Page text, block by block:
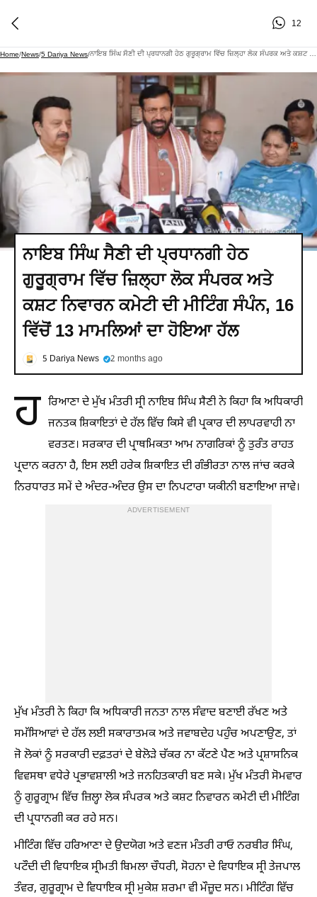
12
Home/News/5 Dariya News/
ਨਾਇਬ ਸਿੰਘ ਸੈਣੀ ਦੀ ਪ੍ਰਧਾਨਗੀ ਹੇਠ
ਗੁਰੂਗ੍ਰਾਮ ਵਿੱਚ ਜ਼ਿਲ੍ਹਾ ਲੋਕ ਸੰਪਰਕ ਅਤੇ
ਕਸ਼ਟ ਨਿਵਾਰਨ ਕਮੇਟੀ ਦੀ ਮੀਟਿੰਗ ਸੰਪੰਨ, 16
ਵਿੱਚੋਂ 13 ਮਾਮਲਿਆਂ ਦਾ ਹੋਇਆ ਹੱਲ
5 Dariya News 2 months ago
ਹ ਰਿਆਣਾ ਦੇ ਮੁੱਖ ਮੰਤਰੀ ਸ੍ਰੀ ਨਾਇਬ ਸਿੰਘ ਸੈਣੀ ਨੇ ਕਿਹਾ ਕਿ ਅਧਿਕਾਰੀ
ਜਨਤਕ ਸ਼ਿਕਾਇਤਾਂ ਦੇ ਹੱਲ ਵਿੱਚ ਕਿਸੇ ਵੀ ਪ੍ਰਕਾਰ ਦੀ ਲਾਪਰਵਾਹੀ ਨਾ
ਵਰਤਣ। ਸਰਕਾਰ ਦੀ ਪ੍ਰਾਥਮਿਕਤਾ ਆਮ ਨਾਗਰਿਕਾਂ ਨੂੰ ਤੁਰੰਤ ਰਾਹਤ
ਪ੍ਰਦਾਨ ਕਰਨਾ ਹੈ, ਇਸ ਲਈ ਹਰੇਕ ਸ਼ਿਕਾਇਤ ਦੀ ਗੰਭੀਰਤਾ ਨਾਲ ਜਾਂਚ ਕਰਕੇ
ਨਿਰਧਾਰਤ ਸਮੇਂ ਦੇ ਅੰਦਰ-ਅੰਦਰ ਉਸ ਦਾ ਨਿਪਟਾਰਾ ਯਕੀਨੀ ਬਣਾਇਆ ਜਾਵੇ।
ADVERTISEMENT
ਮੁੱਖ ਮੰਤਰੀ ਨੇ ਕਿਹਾ ਕਿ ਅਧਿਕਾਰੀ ਜਨਤਾ ਨਾਲ ਸੰਵਾਦ ਬਣਾਈ ਰੱਖਣ ਅਤੇ
ਸਮੱਸਿਆਵਾਂ ਦੇ ਹੱਲ ਲਈ ਸਕਾਰਾਤਮਕ ਅਤੇ ਜਵਾਬਦੇਹ ਪਹੁੰਚ ਅਪਣਾਉਣ, ਤਾਂ
ਜੋ ਲੋਕਾਂ ਨੂੰ ਸਰਕਾਰੀ ਦਫ਼ਤਰਾਂ ਦੇ ਬੇਲੋੜੇ ਚੱਕਰ ਨਾ ਕੱਟਣੇ ਪੈਣ ਅਤੇ ਪ੍ਰਸ਼ਾਸਨਿਕ
ਵਿਵਸਥਾ ਵਧੇਰੇ ਪ੍ਰਭਾਵਸ਼ਾਲੀ ਅਤੇ ਜਨਹਿਤਕਾਰੀ ਬਣ ਸਕੇ। ਮੁੱਖ ਮੰਤਰੀ ਸੋਮਵਾਰ
ਨੂੰ ਗੁਰੂਗ੍ਰਾਮ ਵਿੱਚ ਜ਼ਿਲ੍ਹਾ ਲੋਕ ਸੰਪਰਕ ਅਤੇ ਕਸ਼ਟ ਨਿਵਾਰਨ ਕਮੇਟੀ ਦੀ ਮੀਟਿੰਗ
ਦੀ ਪ੍ਰਧਾਨਗੀ ਕਰ ਰਹੇ ਸਨ।
ਮੀਟਿੰਗ ਵਿੱਚ ਹਰਿਆਣਾ ਦੇ ਉਦਯੋਗ ਅਤੇ ਵਣਜ ਮੰਤਰੀ ਰਾਓ ਨਰਬੀਰ ਸਿੰਘ,
ਪਟੌਦੀ ਦੀ ਵਿਧਾਇਕ ਸ੍ਰੀਮਤੀ ਬਿਮਲਾ ਚੌਧਰੀ, ਸੋਹਨਾ ਦੇ ਵਿਧਾਇਕ ਸ੍ਰੀ ਤੇਜਪਾਲ
ਤੰਵਰ, ਗੁਰੂਗ੍ਰਾਮ ਦੇ ਵਿਧਾਇਕ ਸ੍ਰੀ ਮੁਕੇਸ਼ ਸ਼ਰਮਾ ਵੀ ਮੌਜ਼ੂਦ ਸਨ। ਮੀਟਿੰਗ ਵਿੱਚ